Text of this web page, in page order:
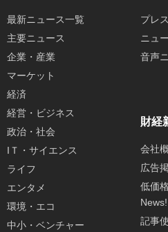
最新ニュース一覧
主要ニュース
企業・産業
マーケット
経済
経営・ビジネス
政治・社会
IＴ・サイエンス
ライフ
エンタメ
環境・エコ
中小・ベンチャー
プレ
ニュ
音声
財経
会社
広告
低価
News!
記事